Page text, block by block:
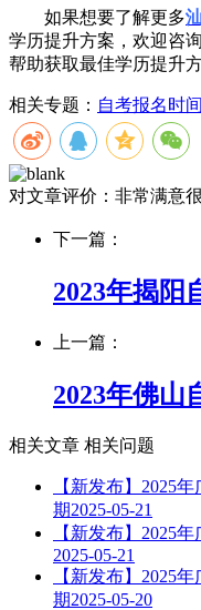
如果想要了解更多
学历提升方案，欢迎咨
帮助获取最佳学历提升方
相关专题： 自考报名时间
对文章评价： 非常满意
下一篇：
2023年揭阳
上一篇：
2023年佛山
相关文章 相关问题
【新发布】2025
期2025-05-21
【新发布】2025
2025-05-21
【新发布】2025
期2025-05-20